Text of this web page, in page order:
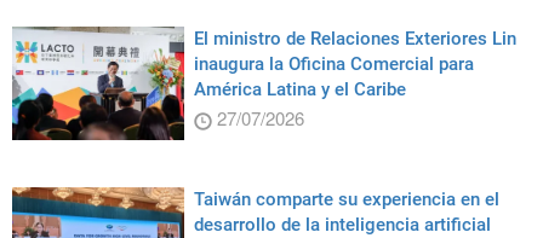
El ministro de Relaciones Exteriores Lin
inaugura la Oficina Comercial para
América Latina y el Caribe
27/07/2026
Taiwán comparte su experiencia en el
desarrollo de la inteligencia artificial